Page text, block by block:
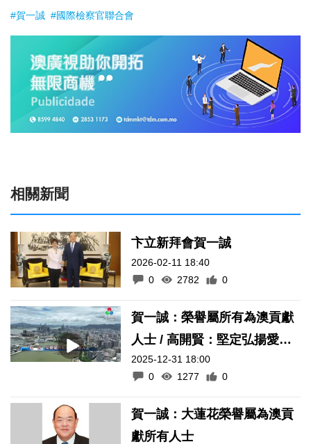
#賀一誠 #國際檢察官聯合會
相關新聞
卞立新拜會賀一誠
2026-02-11 18:40
0
2782 0
賀一誠：榮譽屬所有為澳貢獻
人士 / 高開賢：堅定弘揚愛國
愛澳核心價值
2025-12-31 18:00
0
1277 0
賀一誠：大蓮花榮譽屬為澳貢
獻所有人士